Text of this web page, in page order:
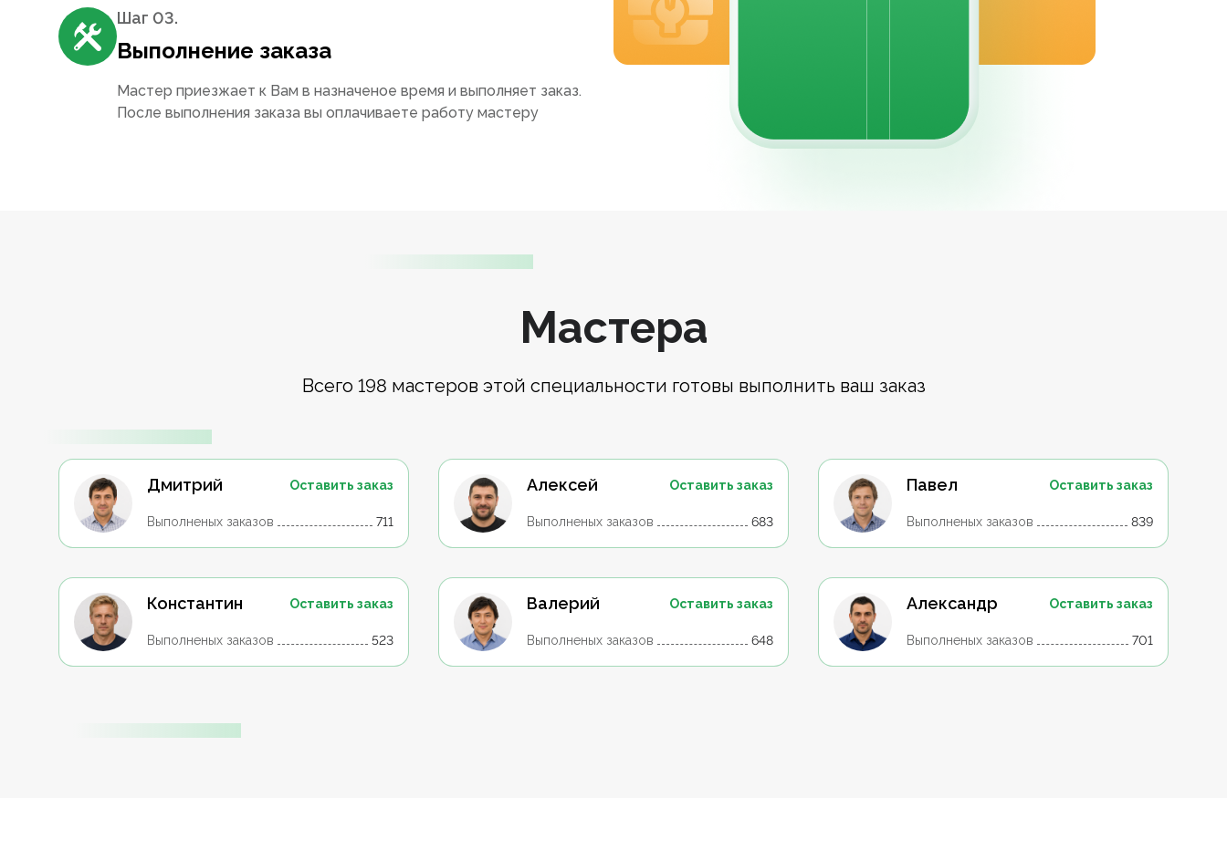
Шаг 03.
Выполнение заказа
Мастер приезжает к Вам в назначеное время и выполняет заказ.
После выполнения заказа вы оплачиваете работу мастеру
Мастера
Всего 198 мастеров этой специальности готовы выполнить ваш заказ
Дмитрий Оставить заказ
Выполненых заказов 711
Алексей Оставить заказ
Выполненых заказов 683
Павел Оставить заказ
Выполненых заказов 839
Константин Оставить заказ
Выполненых заказов 523
Валерий Оставить заказ
Выполненых заказов 648
Александр Оставить заказ
Выполненых заказов 701